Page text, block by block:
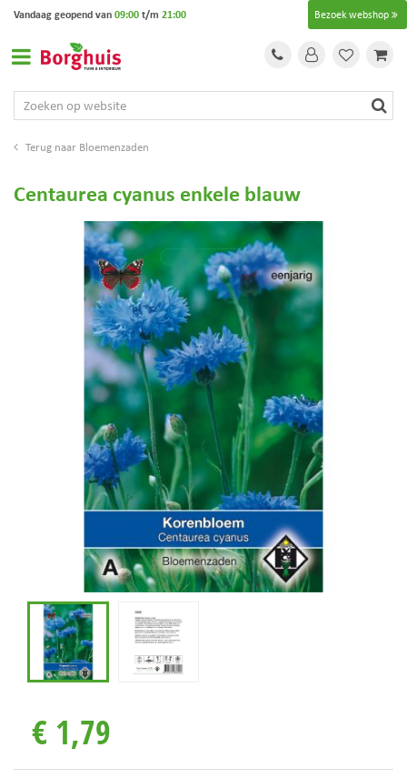
Bloemenzaden
Bezoek webshop
Vandaag geopend van09:00t/m 21:00
Centaurea cyanus enkele blauw
€ 1,79